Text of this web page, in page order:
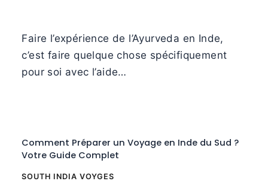
Faire l’expérience de l’Ayurveda en Inde,
c’est faire quelque chose spécifiquement
pour soi avec l’aide…
Comment Préparer un Voyage en Inde du Sud ?
Votre Guide Complet
SOUTH INDIA VOYGES